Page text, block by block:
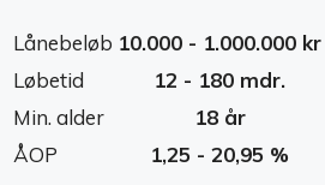
Lånebeløb 10.000 - 1.000.000 kr
Løbetid
12 - 180 mdr.
Min. alder
18 år
ÅOP
1,25 - 20,95 %